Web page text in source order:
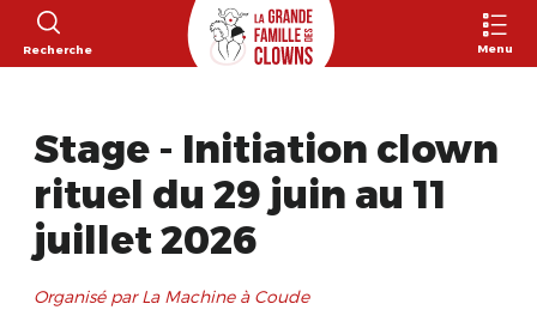
Recherche Menu
Stage - Initiation clown
rituel du 29 juin au 11
juillet 2026
Organisé par La Machine à Coude